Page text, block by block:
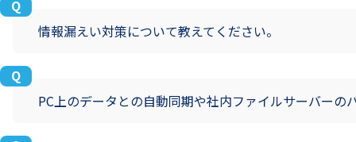
情報漏えい対策について教えてください。
PC上のデータとの自動同期や社内ファイルサーバーの